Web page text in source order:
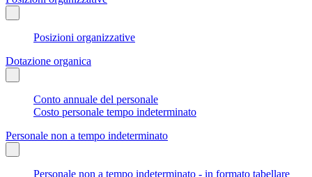
Posizioni organizzative
Dotazione organica
Conto annuale del personale
Costo personale tempo indeterminato
Personale non a tempo indeterminato
Personale non a tempo indeterminato - in formato tabellare